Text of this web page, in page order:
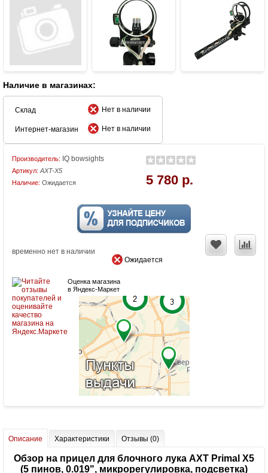
Наличие в магазинах:
Склад Нет в наличии
Интернет-магазин Нет в наличии
Производитель: IQ bowsights
Артикул: AXT-X5
Наличие: Ожидается 5 780 р.
временно нет в наличии
Ожидается
Оценка магазина
в Яндекс-Маркет
Описание Характеристики Отзывы (0)
Обзор на прицел для блочного лука AXT Primal X5
(5 пинов, 0.019", микрорегулировка, подсветка)